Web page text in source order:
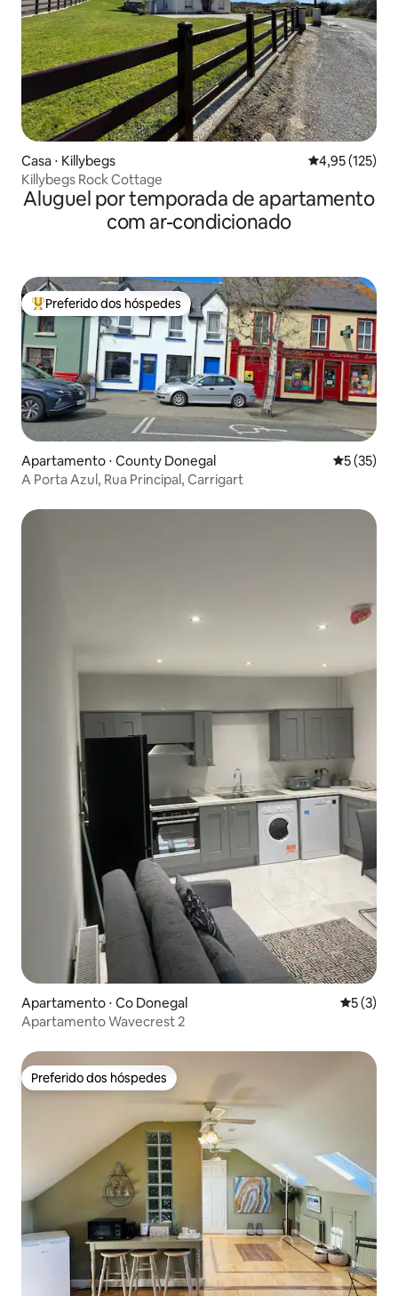
Casa ⋅ Killybegs 4,95 de uma
4,95 (125)
Killybegs Rock Cottage
Aluguel por temporada de apartamento
com ar-condicionado
Entre os melhores preferidos dos hóspedes
Preferido dos hóspedes
Apartamento ⋅ County Donegal 5 de uma
5 (35)
A Porta Azul, Rua Principal, Carrigart
Apartamento ⋅ Co Donegal 5 de
5 (3)
Apartamento Wavecrest 2
Preferido dos hóspedes
Preferido dos hóspedes